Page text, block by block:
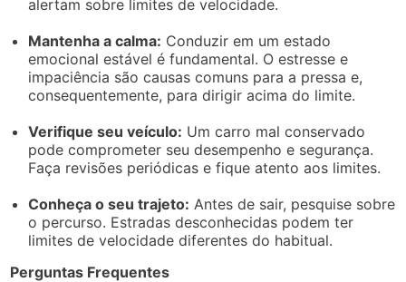
alertam sobre limites de velocidade.
Mantenha a calma: Conduzir em um estado
emocional estável é fundamental. O estresse e
impaciência são causas comuns para a pressa e,
consequentemente, para dirigir acima do limite.
Verifique seu veículo: Um carro mal conservado
pode comprometer seu desempenho e segurança.
Faça revisões periódicas e fique atento aos limites.
Conheça o seu trajeto: Antes de sair, pesquise sobre
o percurso. Estradas desconhecidas podem ter
limites de velocidade diferentes do habitual.
Perguntas Frequentes